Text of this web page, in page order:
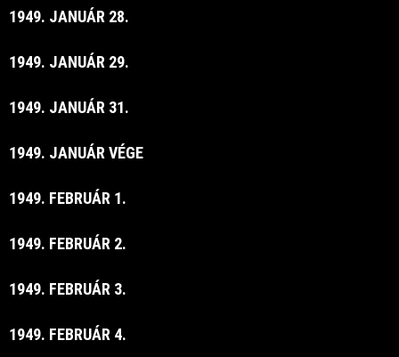
1949. JANUÁR 28.
1949. JANUÁR 29.
1949. JANUÁR 31.
1949. JANUÁR VÉGE
1949. FEBRUÁR 1.
1949. FEBRUÁR 2.
1949. FEBRUÁR 3.
1949. FEBRUÁR 4.